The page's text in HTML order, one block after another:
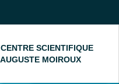
SCIENTIFIQUE
AUGUSTE MOIROUX